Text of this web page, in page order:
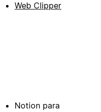
Web Clipper
Notion para